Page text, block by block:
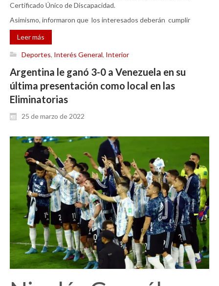
Certificado Único de Discapacidad.
Asimismo, informaron que los interesados deberán cumplir
Leer más
Deportes, Interés General, Interior
Argentina le ganó 3-0 a Venezuela en su
última presentación como local en las
Eliminatorias
25 de marzo de 2022